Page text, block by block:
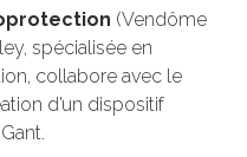
(Vendôme
spécialisée en
collabore avec le
d’un dispositif